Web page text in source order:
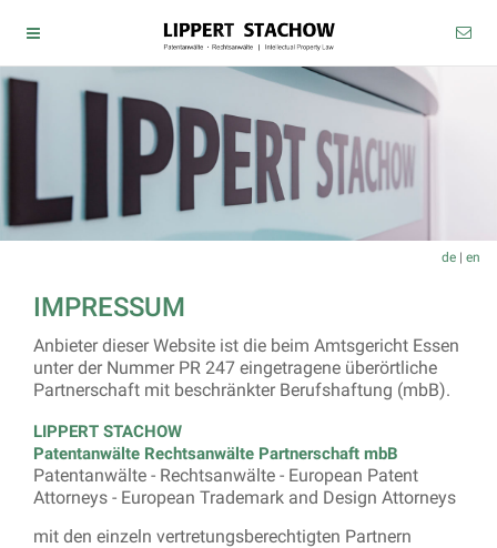
de | en
IMPRESSUM
Anbieter dieser Website ist die beim Amtsgericht Essen
unter der Nummer PR 247 eingetragene überörtliche
Partnerschaft mit beschränkter Berufshaftung (mbB).
LIPPERT STACHOW
Patentanwälte Rechtsanwälte Partnerschaft mbB
Patentanwälte - Rechtsanwälte - European Patent
Attorneys - European Trademark and Design Attorneys
mit den einzeln vertretungsberechtigten Partnern